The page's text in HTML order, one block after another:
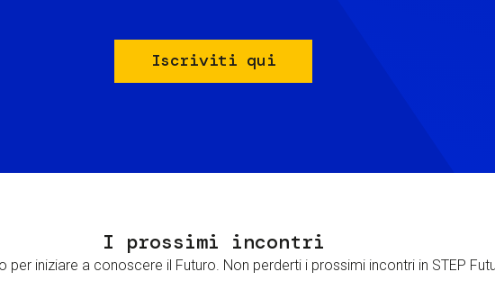
Iscriviti qui
I prossimi incontri
per iniziare a conoscere il Futuro. Non perderti i prossimi incontri in STEP